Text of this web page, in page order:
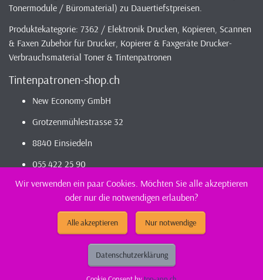
Tonermodule / Büromaterial) zu Dauertiefstpreisen.
Produktekategorie: 7362 / Elektronik Drucken, Kopieren, Scannen
& Faxen Zubehör für Drucker, Kopierer & Faxgeräte Drucker-
Verbrauchsmaterial Toner & Tintenpatronen
Tintenpatronen-shop.ch
New Economy GmbH
Grotzenmühlestrasse 32
8840 Einsiedeln
055 422 25 90
2026 - Infos / IndexTintenpatronen-ShopSortiment - günstig und
kompatibel bestellen / kaufen || günstig Tintenpatronen
(kompatibel) kaufen
Wir verwenden ein paar Cookies. Möchten Sie alle akzeptieren
oder nur die notwendigen erlauben?
Alle akzeptieren Nur notwendige
Datenschutzerklärung